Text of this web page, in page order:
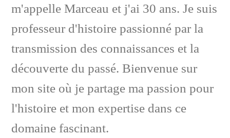
m'appelle Marceau et j'ai 30 ans. Je suis
professeur d'histoire passionné par la
transmission des connaissances et la
découverte du passé. Bienvenue sur
mon site où je partage ma passion pour
l'histoire et mon expertise dans ce
domaine fascinant.